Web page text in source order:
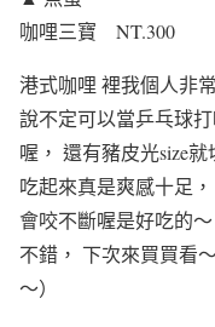
咖哩三寶 NT.300
港式咖哩 裡我個人非
說不定可以當乒乓球打
喔， 還有豬皮光size就
吃起來真是爽感十足，
會咬不斷喔是好吃的～
不錯， 下次來買買看～
～）